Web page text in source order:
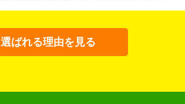
選ばれる理由を見る